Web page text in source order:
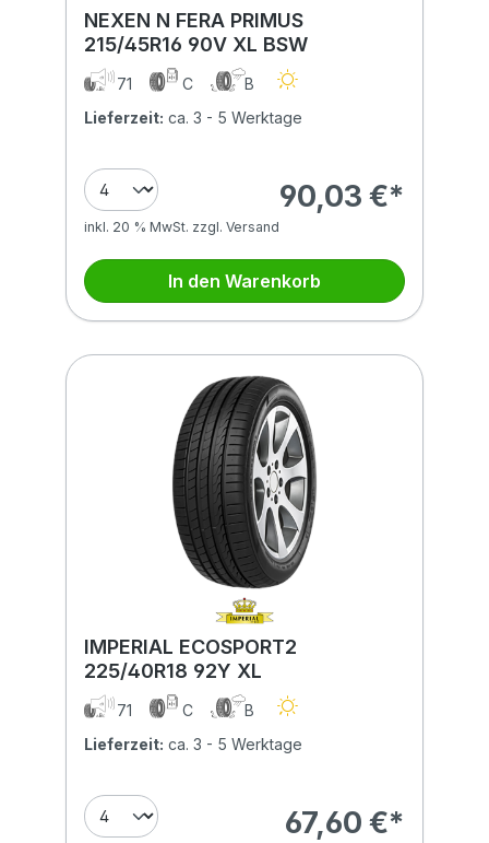
NEXEN N FERA PRIMUS
215/45R16 90V XL BSW
71 C
B
Lieferzeit: ca. 3 - 5 Werktage
90,03 €*
inkl. 20 % MwSt. zzgl. Versand
In den Warenkorb
IMPERIAL ECOSPORT2
225/40R18 92Y XL
71 C
B
Lieferzeit: ca. 3 - 5 Werktage
67,60 €*